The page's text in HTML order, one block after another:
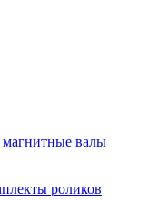
магнитные валы
роликов